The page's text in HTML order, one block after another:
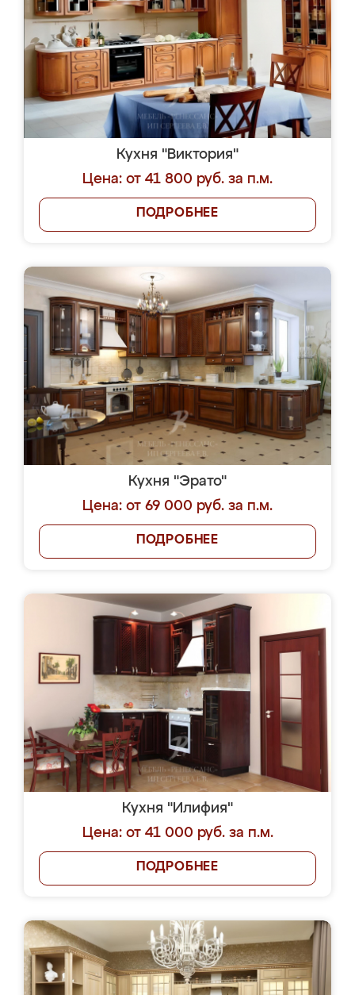
Кухня "Виктория"
Цена: от 41 800 руб. за п.м.
ПОДРОБНЕЕ
Кухня "Эрато"
Цена: от 69 000 руб. за п.м.
ПОДРОБНЕЕ
Кухня "Илифия"
Цена: от 41 000 руб. за п.м.
ПОДРОБНЕЕ